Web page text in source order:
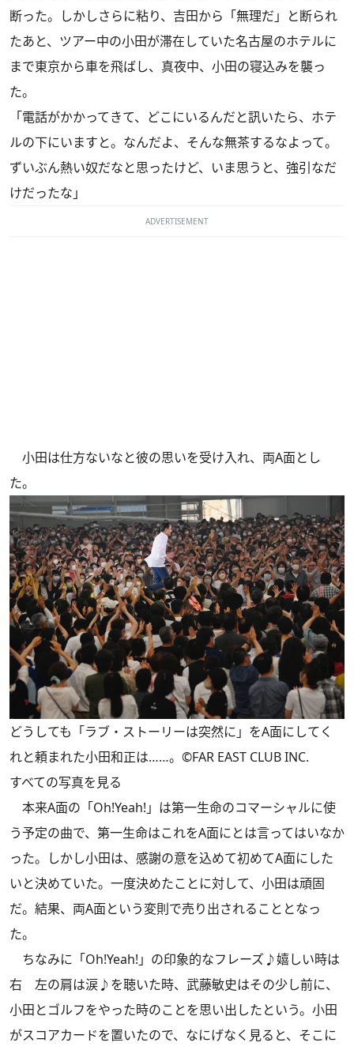
断った。しかしさらに粘り、吉田から「無理だ」と断られ
たあと、ツアー中の小田が滞在していた名古屋のホテルに
まで東京から車を飛ばし、真夜中、小田の寝込みを襲っ
た。
「電話がかかってきて、どこにいるんだと訊いたら、ホテ
ルの下にいますと。なんだよ、そんな無茶するなよって。
ずいぶん熱い奴だなと思ったけど、いま思うと、強引なだ
けだったな」
ADVERTISEMENT
小田は仕方ないなと彼の思いを受け入れ、両A面とし
た。
どうしても「ラブ・ストーリーは突然に」をA面にしてく
れと頼まれた小田和正は……。©FAR EAST CLUB INC.
すべての写真を見る
本来A面の「Oh!Yeah!」は第一生命のコマーシャルに使
う予定の曲で、第一生命はこれをA面にとは言ってはいなか
った。しかし小田は、感謝の意を込めて初めてA面にした
いと決めていた。一度決めたことに対して、小田は頑固
だ。結果、両A面という変則で売り出されることとなっ
た。
ちなみに「Oh!Yeah!」の印象的なフレーズ♪嬉しい時は
右 左の肩は涙♪を聴いた時、武藤敏史はその少し前に、
小田とゴルフをやった時のことを思い出したという。小田
がスコアカードを置いたので、なにげなく見ると、そこに